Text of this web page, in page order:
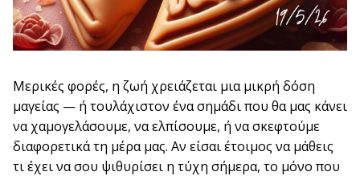
Μερικές φορές, η ζωή χρειάζεται μια μικρή δόση
μαγείας — ή τουλάχιστον ένα σημάδι που θα μας κάνει
να χαμογελάσουμε, να ελπίσουμε, ή να σκεφτούμε
διαφορετικά τη μέρα μας. Αν είσαι έτοιμος να μάθεις
τι έχει να σου ψιθυρίσει η τύχη σήμερα, το μόνο που